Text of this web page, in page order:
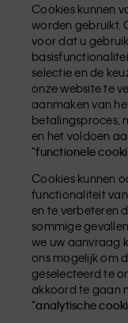
Cookies kunnen
worden gebruikt.
voor dat u
selectie en de
onze website te
aanmaken van
betalingsproces,
en het voldoen
“functionele
Cookies kunnen
functionaliteit
en te verbeteren
sommige
we uw aanvraag
ons mogelijk om
geselecteerd te
akkoord te gaan
“analytische